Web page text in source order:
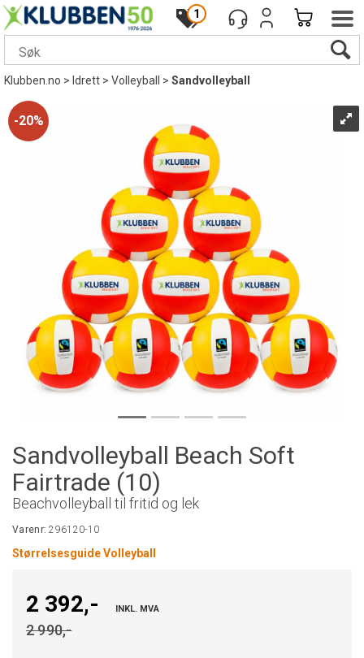
1
Klubben.no> Idrett>Volleyball >Sandvolleyball
20%
Sandvolleyball Beach Soft
Fairtrade (10)
Beachvolleyball til fritid og lek
Varenr:296120-10
Størrelsesguide Volleyball
2 392,- INKL. MVA
2 990,-